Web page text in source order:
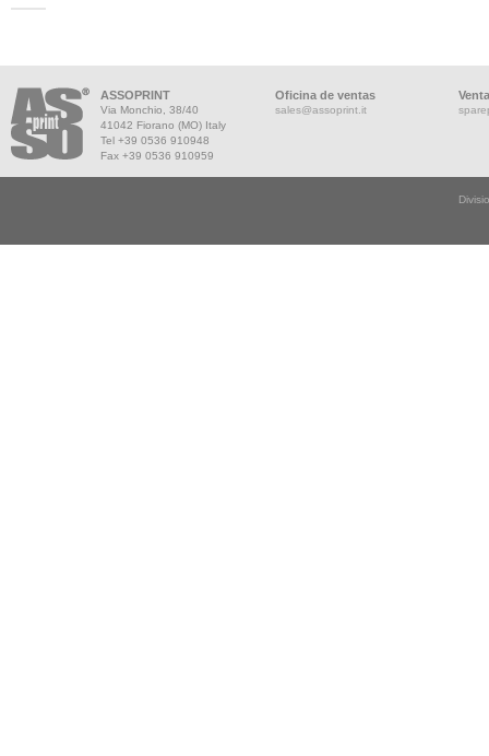
ASSOPRINT
Via Monchio, 38/40
41042 Fiorano (MO) Italy
Tel +39 0536 910948
Fax +39 0536 910959
Oficina de ventas
sales@assoprint.it